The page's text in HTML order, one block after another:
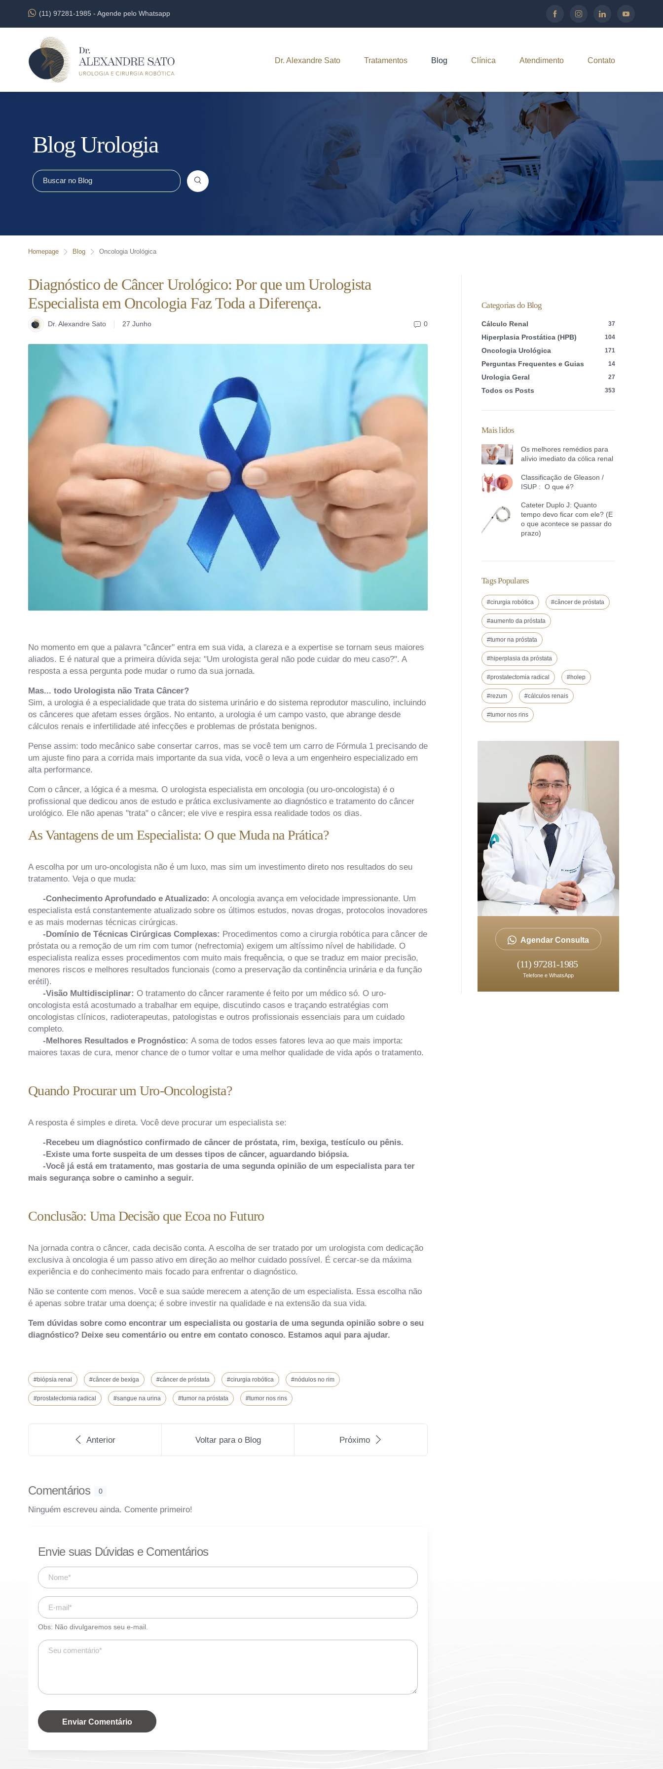
(11) 97281-1985 - Agende pelo Whatsapp
Dr. Alexandre Sato Tratamentos Blog Clínica Atendimento Contato
Blog Urologia
Homepage Blog Oncologia Urológica
Diagnóstico de Câncer Urológico: Por que um Urologista
Especialista em Oncologia Faz Toda a Diferença.
Dr. Alexandre Sato 27 Junho 0
No momento em que a palavra "câncer" entra em sua vida, a clareza e a expertise se tornam seus maiores
aliados. E é natural que a primeira dúvida seja: "Um urologista geral não pode cuidar do meu caso?". A
resposta a essa pergunta pode mudar o rumo da sua jornada.
Mas... todo Urologista não Trata Câncer?
Sim, a urologia é a especialidade que trata do sistema urinário e do sistema reprodutor masculino, incluindo
os cânceres que afetam esses órgãos. No entanto, a urologia é um campo vasto, que abrange desde
cálculos renais e infertilidade até infecções e problemas de próstata benignos.
Pense assim: todo mecânico sabe consertar carros, mas se você tem um carro de Fórmula 1 precisando de
um ajuste fino para a corrida mais importante da sua vida, você o leva a um engenheiro especializado em
alta performance.
Com o câncer, a lógica é a mesma. O urologista especialista em oncologia (ou uro-oncologista) é o
profissional que dedicou anos de estudo e prática exclusivamente ao diagnóstico e tratamento do câncer
urológico. Ele não apenas "trata" o câncer; ele vive e respira essa realidade todos os dias.
As Vantagens de um Especialista: O que Muda na Prática?
A escolha por um uro-oncologista não é um luxo, mas sim um investimento direto nos resultados do seu
tratamento. Veja o que muda:
-Conhecimento Aprofundado e Atualizado: A oncologia avança em velocidade impressionante. Um
especialista está constantemente atualizado sobre os últimos estudos, novas drogas, protocolos inovadores
e as mais modernas técnicas cirúrgicas.
-Domínio de Técnicas Cirúrgicas Complexas: Procedimentos como a cirurgia robótica para câncer de
próstata ou a remoção de um rim com tumor (nefrectomia) exigem um altíssimo nível de habilidade. O
especialista realiza esses procedimentos com muito mais frequência, o que se traduz em maior precisão,
menores riscos e melhores resultados funcionais (como a preservação da continência urinária e da função
erétil).
-Visão Multidisciplinar: O tratamento do câncer raramente é feito por um médico só. O uro-
oncologista está acostumado a trabalhar em equipe, discutindo casos e traçando estratégias com
oncologistas clínicos, radioterapeutas, patologistas e outros profissionais essenciais para um cuidado
completo.
-Melhores Resultados e Prognóstico: A soma de todos esses fatores leva ao que mais importa:
maiores taxas de cura, menor chance de o tumor voltar e uma melhor qualidade de vida após o tratamento.
Quando Procurar um Uro-Oncologista?
A resposta é simples e direta. Você deve procurar um especialista se:
-Recebeu um diagnóstico confirmado de câncer de próstata, rim, bexiga, testículo ou pênis.
-Existe uma forte suspeita de um desses tipos de câncer, aguardando biópsia.
-Você já está em tratamento, mas gostaria de uma segunda opinião de um especialista para ter
mais segurança sobre o caminho a seguir.
Conclusão: Uma Decisão que Ecoa no Futuro
Na jornada contra o câncer, cada decisão conta. A escolha de ser tratado por um urologista com dedicação
exclusiva à oncologia é um passo ativo em direção ao melhor cuidado possível. É cercar-se da máxima
experiência e do conhecimento mais focado para enfrentar o diagnóstico.
Não se contente com menos. Você e sua saúde merecem a atenção de um especialista. Essa escolha não
é apenas sobre tratar uma doença; é sobre investir na qualidade e na extensão da sua vida.
Tem dúvidas sobre como encontrar um especialista ou gostaria de uma segunda opinião sobre o seu
diagnóstico? Deixe seu comentário ou entre em contato conosco. Estamos aqui para ajudar.
#biópsia renal #câncer de bexiga #câncer de próstata #cirurgia robótica #nódulos no rim
#prostatectomia radical #sangue na urina #tumor na próstata #tumor nos rins
Anterior Voltar para o Blog Próximo
Comentários 0
Ninguém escreveu ainda. Comente primeiro!
Envie suas Dúvidas e Comentários
Obs: Não divulgaremos seu e-mail.
Enviar Comentário
Categorias do Blog
Cálculo Renal 37
Hiperplasia Prostática (HPB) 104
Oncologia Urológica 171
Perguntas Frequentes e Guias 14
Urologia Geral 27
Todos os Posts 353
Mais lidos
Os melhores remédios para
alívio imediato da cólica renal
Classificação de Gleason /
ISUP : O que é?
Cateter Duplo J: Quanto
tempo devo ficar com ele? (E
o que acontece se passar do
prazo)
Tags Populares
#cirurgia robótica #câncer de próstata
#aumento da próstata
#tumor na próstata
#hiperplasia da próstata
#prostatectomia radical #holep
#rezum #cálculos renais
#tumor nos rins
Agendar Consulta
(11) 97281-1985
Telefone e WhatsApp